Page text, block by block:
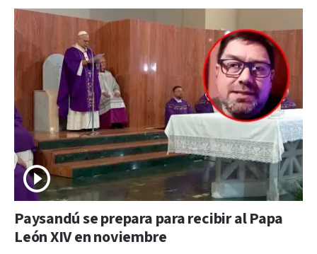
Paysandú se prepara para recibir al Papa
León XIV en noviembre